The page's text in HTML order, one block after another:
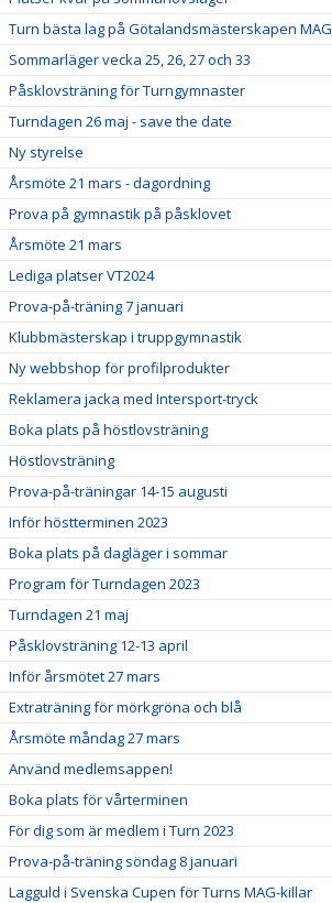
Turn bästa lag på Götalandsmästerskapen MAG
Sommarläger vecka 25, 26, 27 och 33
Påsklovsträning för Turngymnaster
Turndagen 26 maj - save the date
Ny styrelse
Årsmöte 21 mars - dagordning
Prova på gymnastik på påsklovet
Årsmöte 21 mars
Lediga platser VT2024
Prova-på-träning 7 januari
Klubbmästerskap i truppgymnastik
Ny webbshop för profilprodukter
Reklamera jacka med Intersport-tryck
Boka plats på höstlovsträning
Höstlovsträning
Prova-på-träningar 14-15 augusti
Inför höstterminen 2023
Boka plats på dagläger i sommar
Program för Turndagen 2023
Turndagen 21 maj
Påsklovsträning 12-13 april
Inför årsmötet 27 mars
Extraträning för mörkgröna och blå
Årsmöte måndag 27 mars
Använd medlemsappen!
Boka plats för vårterminen
För dig som är medlem i Turn 2023
Prova-på-träning söndag 8 januari
Lagguld i Svenska Cupen för Turns MAG-killar